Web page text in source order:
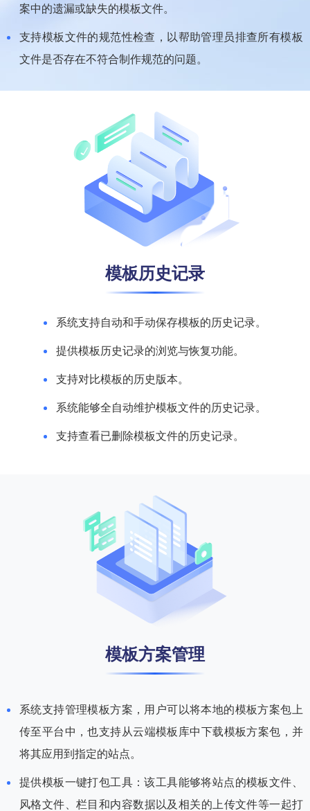
案中的遗漏或缺失的模板文件。
支持模板文件的规范性检查，以帮助管理员排查所有模板
文件是否存在不符合制作规范的问题。
模板历史记录
系统支持自动和手动保存模板的历史记录。
提供模板历史记录的浏览与恢复功能。
支持对比模板的历史版本。
系统能够全自动维护模板文件的历史记录。
支持查看已删除模板文件的历史记录。
模板方案管理
系统支持管理模板方案，用户可以将本地的模板方案包上
传至平台中，也支持从云端模板库中下载模板方案包，并
将其应用到指定的站点。
提供模板一键打包工具：该工具能够将站点的模板文件、
风格文件、栏目和内容数据以及相关的上传文件等一起打